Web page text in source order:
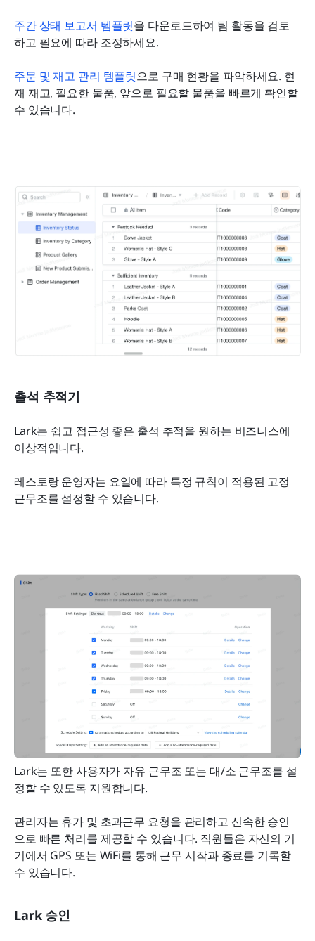
주간 상태 보고서 템플릿을 다운로드하여 팀 활동을 검토
하고 필요에 따라 조정하세요.
주문 및 재고 관리 템플릿으로 구매 현황을 파악하세요. 현
재 재고, 필요한 물품, 앞으로 필요할 물품을 빠르게 확인할
수 있습니다.
출석 추적기
Lark는 쉽고 접근성 좋은 출석 추적을 원하는 비즈니스에
이상적입니다.
레스토랑 운영자는 요일에 따라 특정 규칙이 적용된 고정
근무조를 설정할 수 있습니다.
Lark는 또한 사용자가 자유 근무조 또는 대/소 근무조를 설
정할 수 있도록 지원합니다.
관리자는 휴가 및 초과근무 요청을 관리하고 신속한 승인
으로 빠른 처리를 제공할 수 있습니다. 직원들은 자신의 기
기에서 GPS 또는 WiFi를 통해 근무 시작과 종료를 기록할
수 있습니다.
Lark 승인